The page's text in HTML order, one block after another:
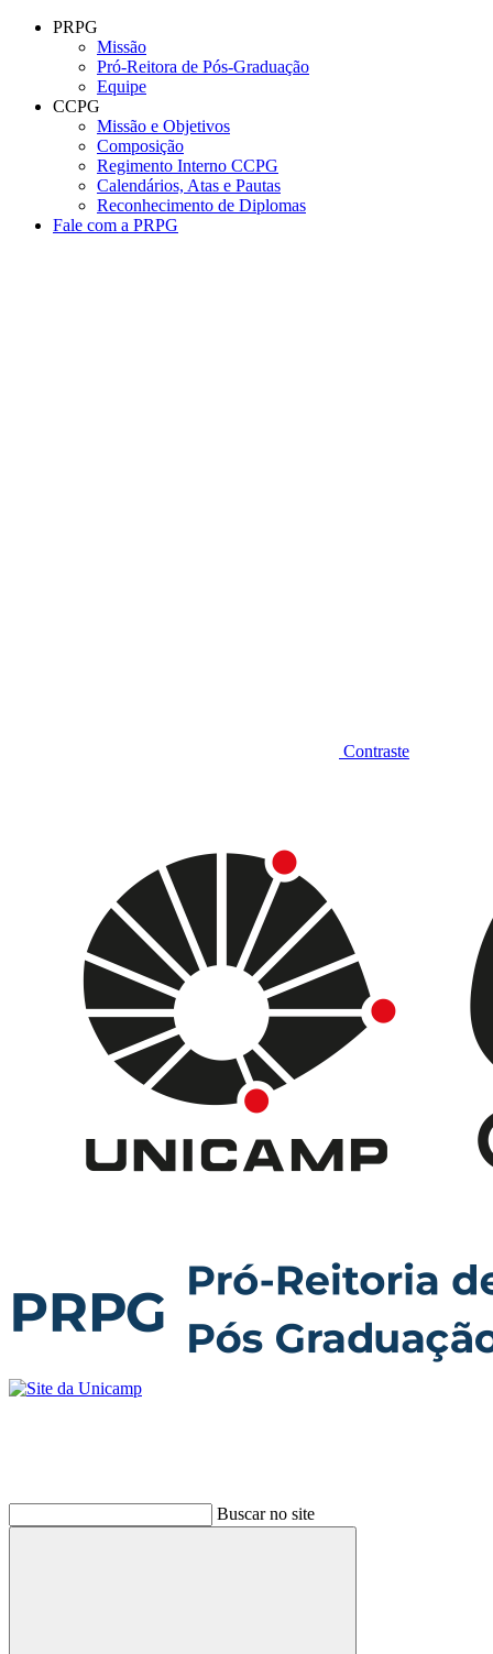
Conteúdo principal
PRPG
Missão
Pró-Reitora de Pós-Graduação
Equipe
CCPG
Missão e Objetivos
Composição
Regimento Interno CCPG
Calendários, Atas e Pautas
Reconhecimento de Diplomas
Fale com a PRPG
Contraste
Buscar no site